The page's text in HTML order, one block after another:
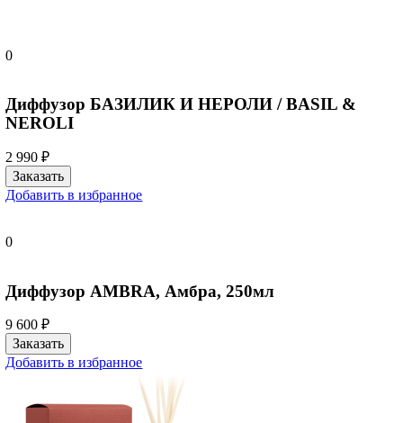
0
Диффузор БАЗИЛИК И НЕРОЛИ / BASIL &
NEROLI
2 990 ₽
Добавить в избранное
0
Диффузор AMBRA, Амбра, 250мл
9 600 ₽
Добавить в избранное